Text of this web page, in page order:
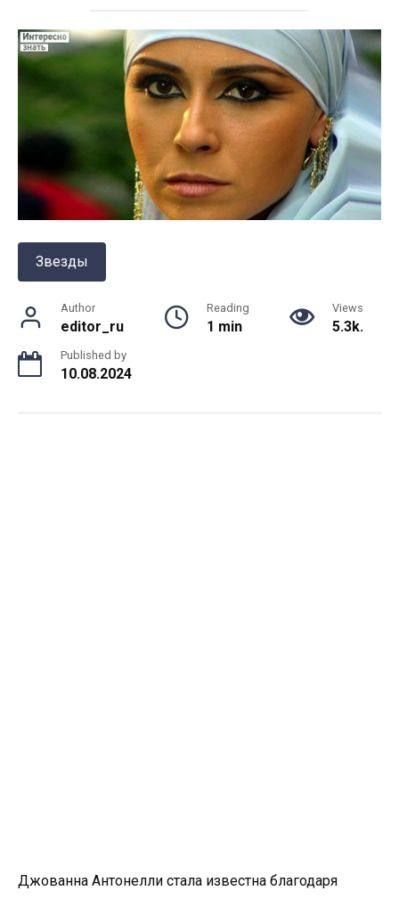
Звезды
Author
editor_ru
Reading
1 min
Views
5.3k.
Published by
10.08.2024
Джованна Антонелли стала известна благодаря